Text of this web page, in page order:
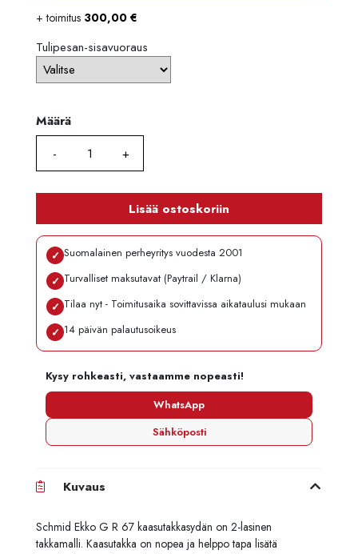
+ toimitus 300,00 €
Tulipesan-sisavuoraus
Määrä
Määrä
Lisää ostoskoriin
✓ Suomalainen perheyritys vuodesta 2001
✓ Turvalliset maksutavat (Paytrail / Klarna)
✓ Tilaa nyt - Toimitusaika sovittavissa aikataulusi mukaan
✓ 14 päivän palautusoikeus
Kysy rohkeasti, vastaamme nopeasti!
WhatsApp
Sähköposti
Kuvaus
Schmid Ekko G R 67 kaasutakkasydän on 2-lasinen
takkamalli. Kaasutakka on nopea ja helppo tapa lisätä